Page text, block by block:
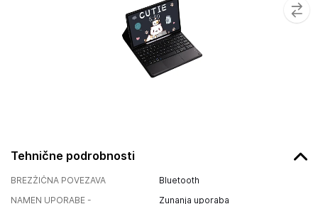
Tehnične podrobnosti
BREZŽIČNA POVEZAVA
Bluetooth
NAMEN UPORABE -
Zunanja uporaba